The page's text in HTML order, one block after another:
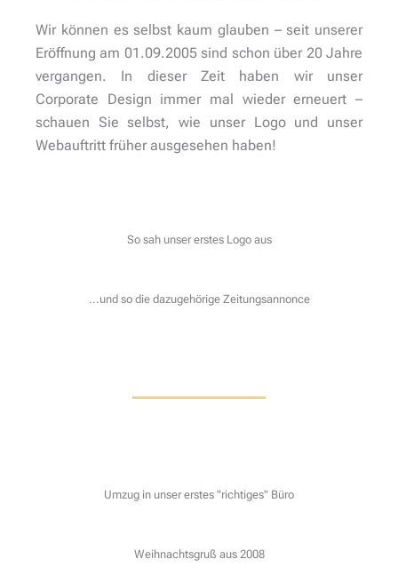
Wir können es selbst kaum glauben – seit unserer
Eröffnung am 01.09.2005 sind schon über 20 Jahre
vergangen. In dieser Zeit haben wir unser
Corporate Design immer mal wieder erneuert –
schauen Sie selbst, wie unser Logo und unser
Webauftritt früher ausgesehen haben!
So sah unser erstes Logo aus
...und so die dazugehörige Zeitungsannonce
Umzug in unser erstes "richtiges" Büro
Weihnachtsgruß aus 2008